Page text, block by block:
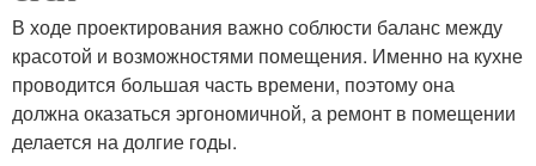
В ходе проектирования важно соблюсти баланс между
красотой и возможностями помещения. Именно на кухне
проводится большая часть времени, поэтому она
должна оказаться эргономичной, а ремонт в помещении
делается на долгие годы.